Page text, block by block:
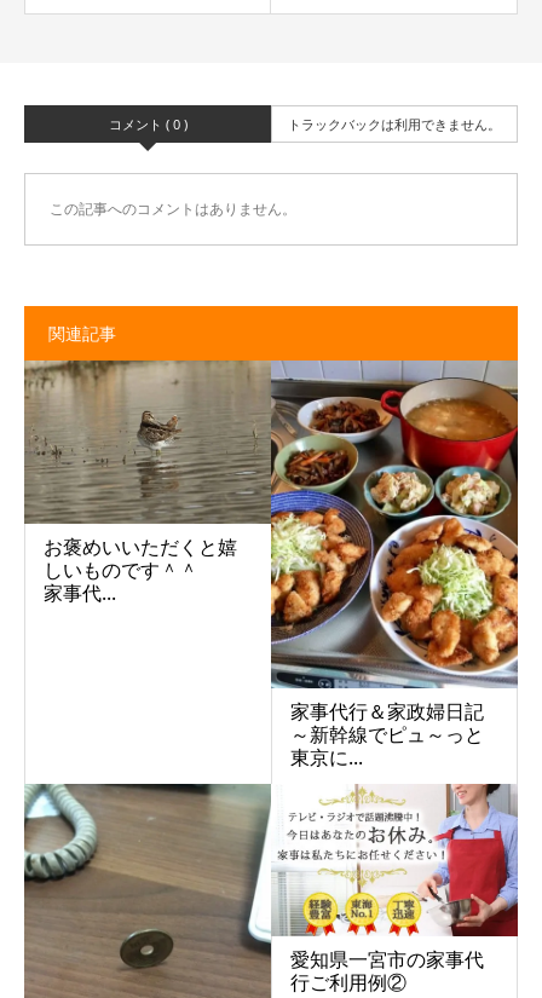
コメント ( 0 ) トラックバックは利用できません。
この記事へのコメントはありません。
関連記事
お褒めいいただくと嬉
しいものです＾＾
家事代...
家事代行＆家政婦日記
～新幹線でピュ～っと
東京に...
愛知県一宮市の家事代
行ご利用例②